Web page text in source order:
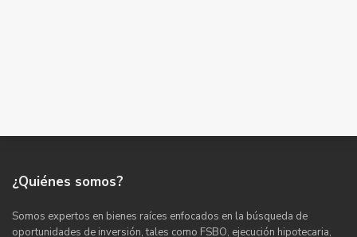
¿Quiénes somos?
Somos expertos en bienes raíces enfocados en la búsqueda de
oportunidades de inversión, tales como FSBO, ejecución hipotecaria,